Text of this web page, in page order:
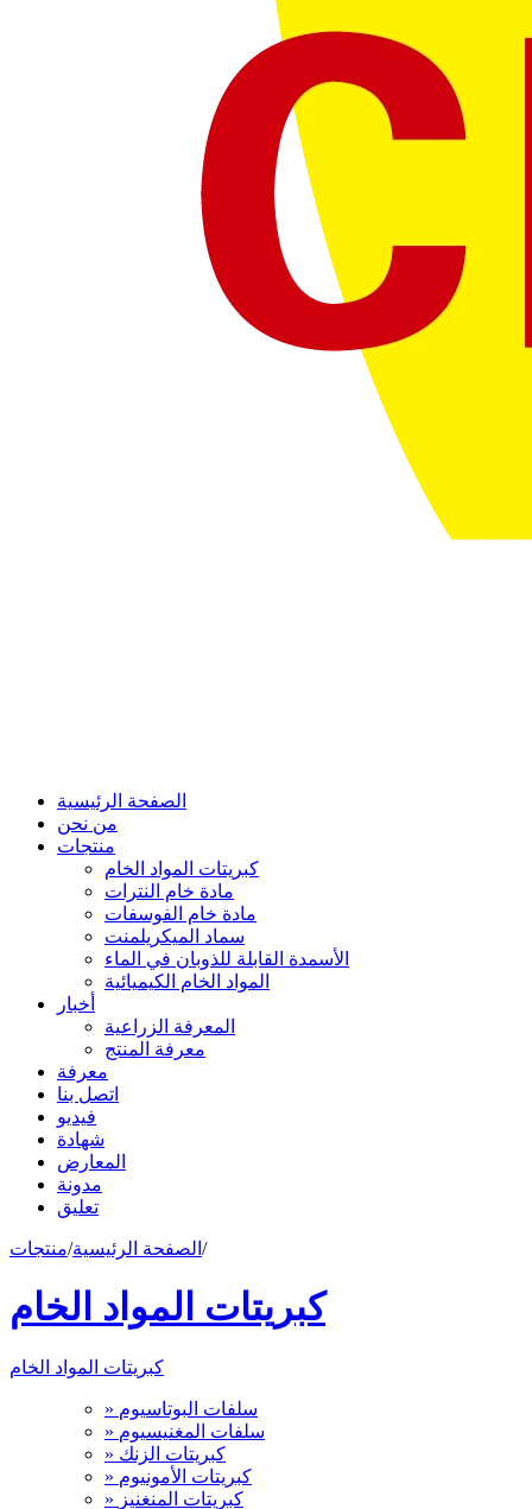
الصفحة الرئيسية
من نحن
منتجات
كبريتات المواد الخام
مادة خام النترات
مادة خام الفوسفات
سماد الميكريلمنت
الأسمدة القابلة للذوبان في الماء
المواد الخام الكيميائية
أخبار
المعرفة الزراعية
معرفة المنتج
معرفة
اتصل بنا
فيديو
شهادة
المعارض
مدونة
تعليق
الصفحة الرئيسية/منتجات /
كبريتات المواد الخام
كبريتات المواد الخام
» سلفات البوتاسيوم
» سلفات المغنيسيوم
» كبريتات الزنك
» كبريتات الأمونيوم
» كبريتات المنغنيز